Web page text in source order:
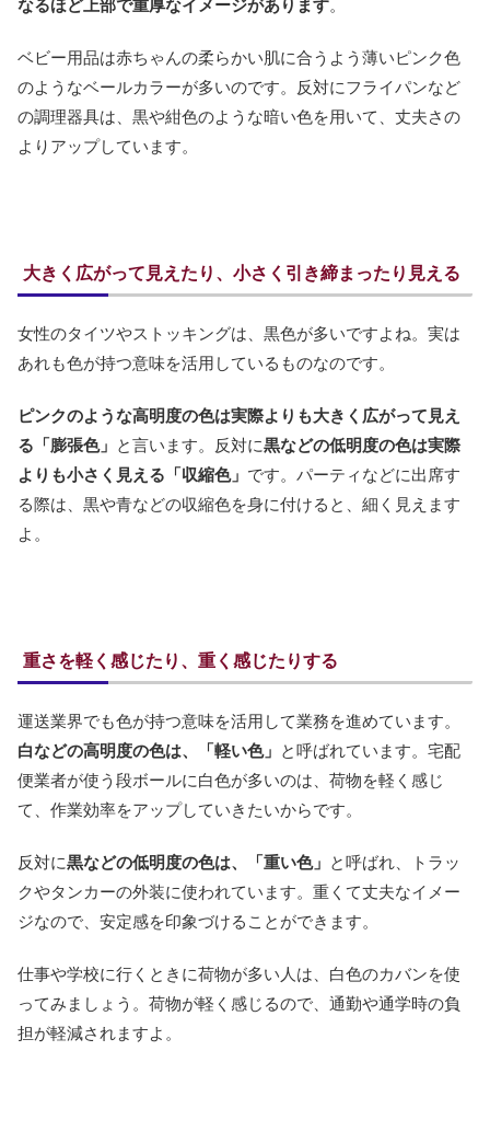
なるほど上部で重厚なイメージがあります。
ベビー用品は赤ちゃんの柔らかい肌に合うよう薄いピンク色
のようなベールカラーが多いのです。反対にフライパンなど
の調理器具は、黒や紺色のような暗い色を用いて、丈夫さの
よりアップしています。
大きく広がって見えたり、小さく引き締まったり見える
女性のタイツやストッキングは、黒色が多いですよね。実は
あれも色が持つ意味を活用しているものなのです。
ピンクのような高明度の色は実際よりも大きく広がって見え
る「膨張色」 と言います。反対に黒などの低明度の色は実際
よりも小さく見える「収縮色」 です。パーティなどに出席す
る際は、黒や青などの収縮色を身に付けると、細く見えます
よ。
重さを軽く感じたり、重く感じたりする
運送業界でも色が持つ意味を活用して業務を進めています。
白などの高明度の色は、「軽い色」 と呼ばれています。宅配
便業者が使う段ボールに白色が多いのは、荷物を軽く感じ
て、作業効率をアップしていきたいからです。
反対に黒などの低明度の色は、「重い色」 と呼ばれ、トラッ
クやタンカーの外装に使われています。重くて丈夫なイメー
ジなので、安定感を印象づけることができます。
仕事や学校に行くときに荷物が多い人は、白色のカバンを使
ってみましょう。荷物が軽く感じるので、通勤や通学時の負
担が軽減されますよ。